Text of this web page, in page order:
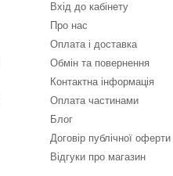
Вхід до кабінету
Про нас
Оплата і доставка
Обмін та повернення
Контактна інформація
Оплата частинами
Блог
Договір публічної оферти
Відгуки про магазин